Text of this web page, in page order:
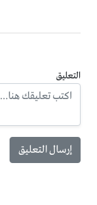
التعليق